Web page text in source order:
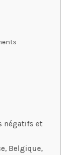
négatifs et
Belgique,